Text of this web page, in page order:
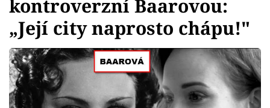
Témata
Showbyznys
Youtubeři
Virály
kontroverzní Baarovou:
„Její city naprosto chápu!"